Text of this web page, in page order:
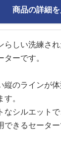
商品の詳細
らしい洗練さ
ーです。
縦のラインが
。
なシルエット
きるセーター